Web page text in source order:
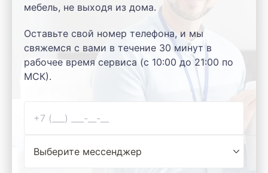
мебель, не выходя из дома.
Оставьте свой номер телефона, и мы
свяжемся с вами в течение 30 минут в
рабочее время сервиса (с 10:00 до 21:00 по
МСК).